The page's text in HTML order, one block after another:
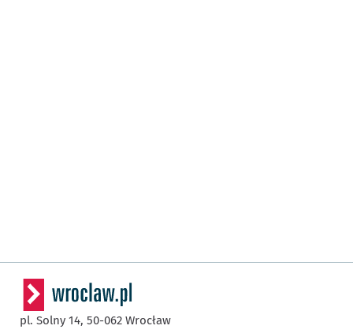
pl. Solny 14, 50-062 Wrocław